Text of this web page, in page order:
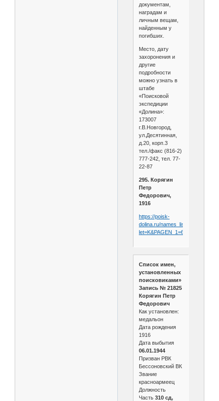
документам,
наградам и
личным вещам,
найденным у
погибших.
Место, дату
захоронения и
другие
подробности
можно узнать в
штабе
«Поисковой
экспедиции
«Долина»:
173007
г.В.Новгород,
ул.Десятинная,
д.20, корп.3
тел./факс (816-2)
777-242, тел. 77-
22-87
295. Корягин
Петр
Федорович,
1916
https://poisk-
dolina.ru/names_list/?
let=K&PAGEN_1=6
Список имен,
установленных
поисковиками»
Запись № 21825
Корягин Петр
Федорович
Как установлен:
медальон
Дата рождения
1916
Дата выбытия
06.01.1944
Призван РВК
Бессоновский ВК
Звание
красноармеец
Должность
Часть 310 сд,